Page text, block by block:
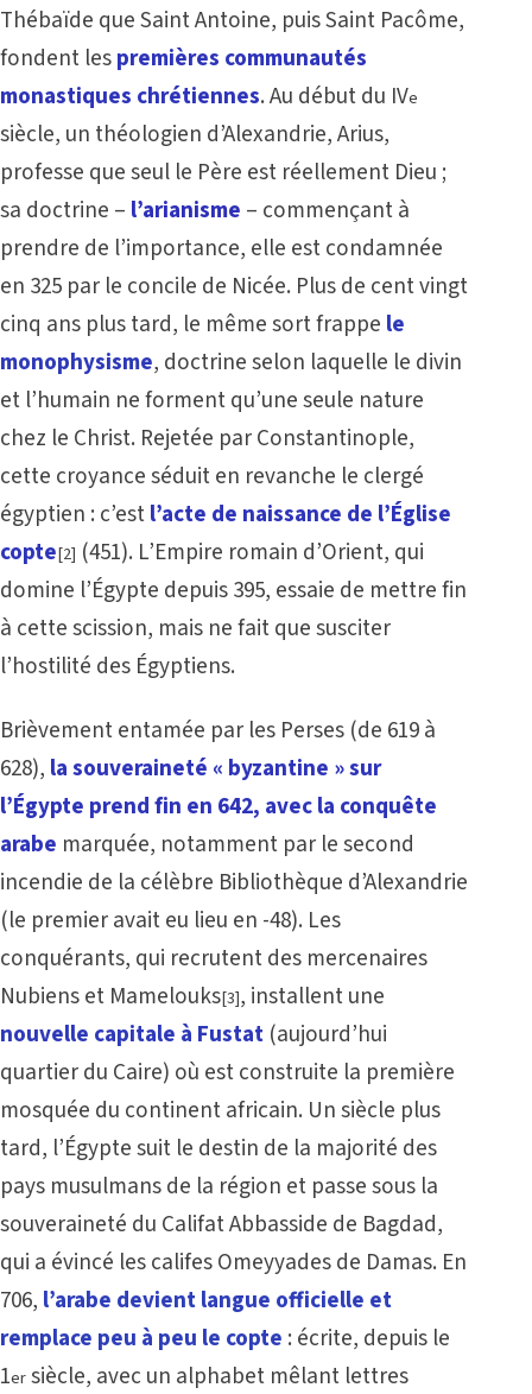
Thébaïde que Saint Antoine, puis Saint Pacôme,
fondent lespremières communautés
monastiques chrétiennes. Au début du IVe
siècle, un théologien d’Alexandrie, Arius,
professe que seul le Père est réellement Dieu ;
sa doctrine – l’arianisme – commençant à
prendre de l’importance, elle est condamnée
en 325 par le concile de Nicée. Plus de cent vingt
cinq ans plus tard, le même sort frappe le
monophysisme, doctrine selon laquelle le divin
et l’humain ne forment qu’une seule nature
chez le Christ. Rejetée par Constantinople,
cette croyance séduit en revanche le clergé
égyptien : c’estl’acte de naissance de l’Église
copte[2] (451). L’Empire romain d’Orient, qui
domine l’Égypte depuis 395, essaie de mettre fin
à cette scission, mais ne fait que susciter
l’hostilité des Égyptiens.
Brièvement entamée par les Perses (de 619 à
628), la souveraineté « byzantine » sur
l’Égypte prend fin en 642, avec la conquête
arabe marquée, notamment par le second
incendie de la célèbre Bibliothèque d’Alexandrie
(le premier avait eu lieu en -48). Les
conquérants, qui recrutent des mercenaires
Nubiens et Mamelouks[3], installent une
nouvelle capitale à Fustat (aujourd’hui
quartier du Caire) où est construite la première
mosquée du continent africain. Un siècle plus
tard, l’Égypte suit le destin de la majorité des
pays musulmans de la région et passe sous la
souveraineté du Califat Abbasside de Bagdad,
qui a évincé les califes Omeyyades de Damas. En
706, l’arabe devient langue officielle et
remplace peu à peu le copte : écrite, depuis le
1ersiècle, avec un alphabet mêlant lettres